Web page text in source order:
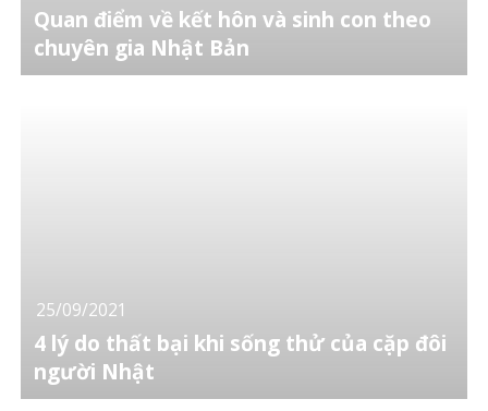
Quan điểm về kết hôn và sinh con theo
chuyên gia Nhật Bản
25/09/2021
4 lý do thất bại khi sống thử của cặp đôi
người Nhật